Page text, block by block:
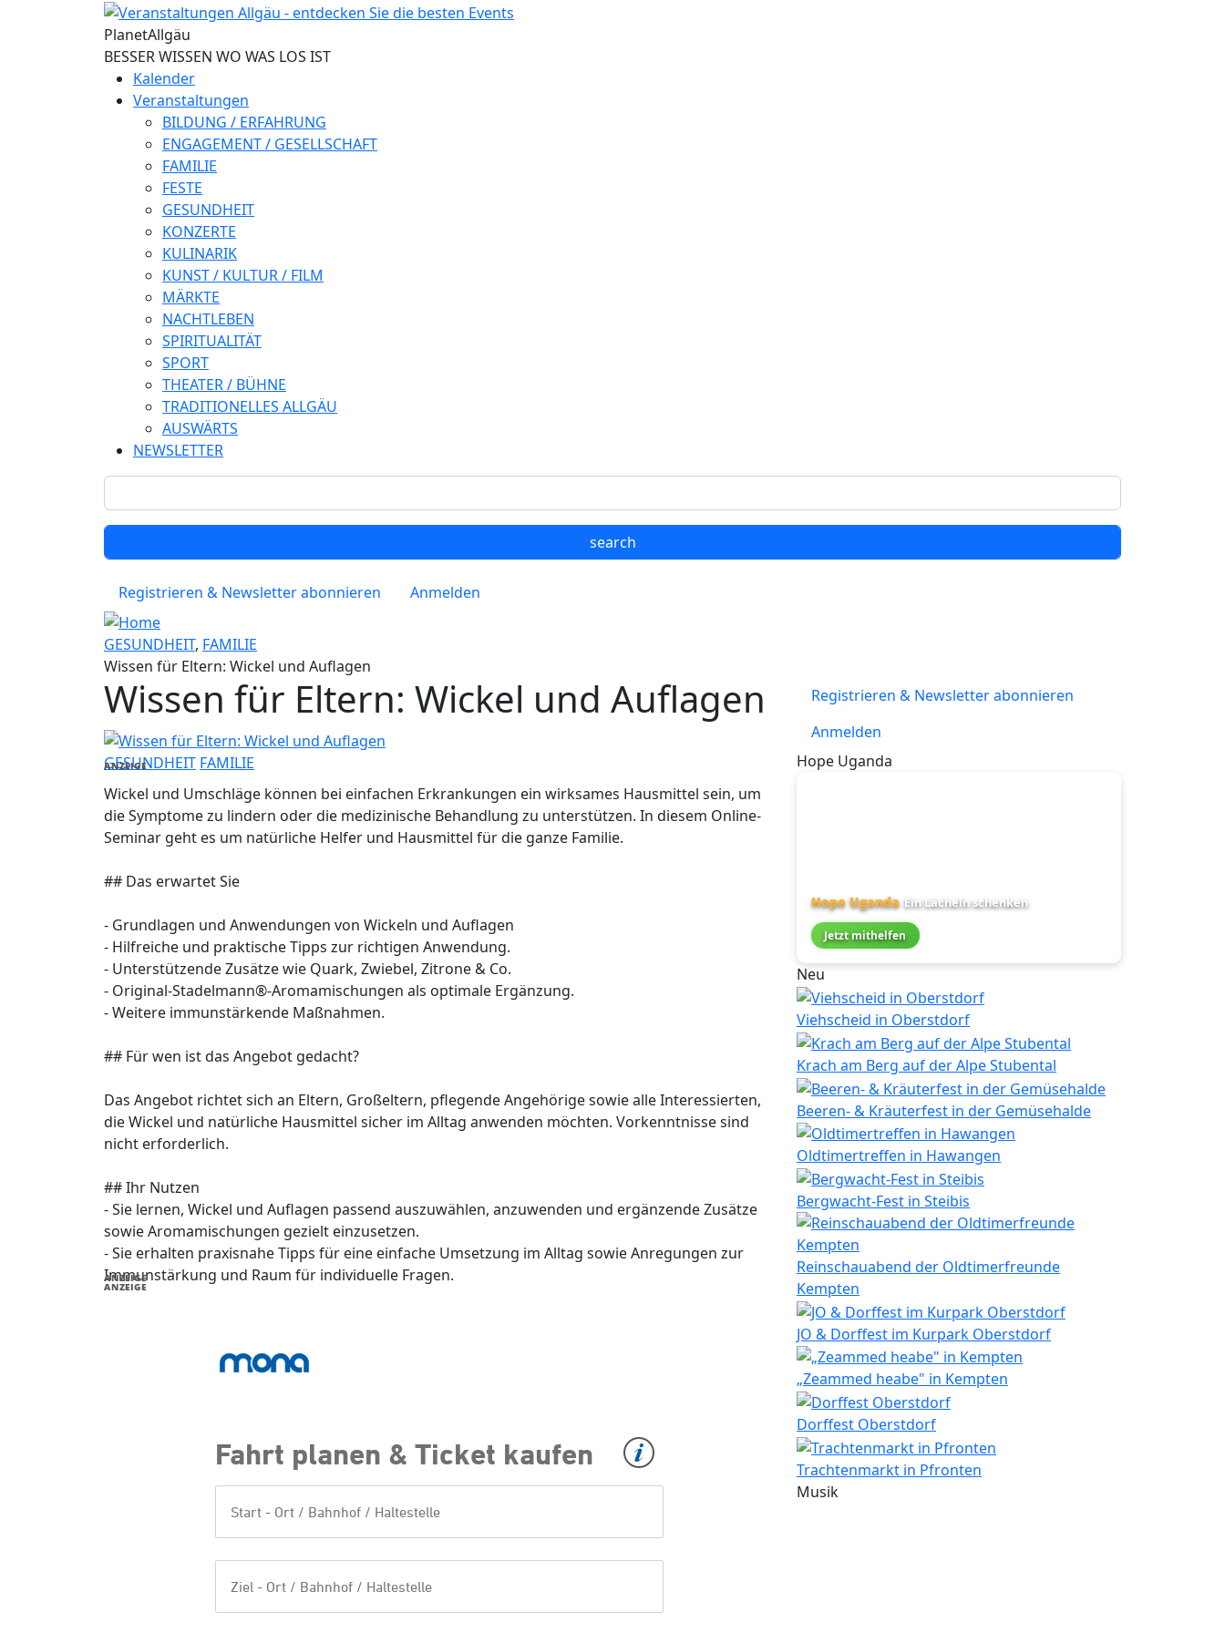
Direkt zum Inhalt
PlanetAllgäu
BESSER WISSEN WO WAS LOS IST
Kalender
Veranstaltungen
BILDUNG / ERFAHRUNG
ENGAGEMENT / GESELLSCHAFT
FAMILIE
FESTE
GESUNDHEIT
KONZERTE
KULINARIK
KUNST / KULTUR / FILM
MÄRKTE
NACHTLEBEN
SPIRITUALITÄT
SPORT
THEATER / BÜHNE
TRADITIONELLES ALLGÄU
AUSWÄRTS
NEWSLETTER
Registrieren & Newsletter abonnieren Anmelden
GESUNDHEIT, FAMILIE
Wissen für Eltern: Wickel und Auflagen
Wissen für Eltern: Wickel und Auflagen
GESUNDHEIT FAMILIE
ANZEIGE
Wickel und Umschläge können bei einfachen Erkrankungen ein wirksames Hausmittel sein, um
die Symptome zu lindern oder die medizinische Behandlung zu unterstützen. In diesem Online-
Seminar geht es um natürliche Helfer und Hausmittel für die ganze Familie.
## Das erwartet Sie
- Grundlagen und Anwendungen von Wickeln und Auflagen
- Hilfreiche und praktische Tipps zur richtigen Anwendung.
- Unterstützende Zusätze wie Quark, Zwiebel, Zitrone & Co.
- Original-Stadelmann®-Aromamischungen als optimale Ergänzung.
- Weitere immunstärkende Maßnahmen.
## Für wen ist das Angebot gedacht?
Das Angebot richtet sich an Eltern, Großeltern, pflegende Angehörige sowie alle Interessierten,
die Wickel und natürliche Hausmittel sicher im Alltag anwenden möchten. Vorkenntnisse sind
nicht erforderlich.
## Ihr Nutzen
- Sie lernen, Wickel und Auflagen passend auszuwählen, anzuwenden und ergänzende Zusätze
sowie Aromamischungen gezielt einzusetzen.
- Sie erhalten praxisnahe Tipps für eine einfache Umsetzung im Alltag sowie Anregungen zur
Immunstärkung und Raum für individuelle Fragen.
ANZEIGE
ANZEIGE
Registrieren & Newsletter abonnieren
Anmelden
Hope Uganda
Hope Uganda Ein Lächeln schenken
Jetzt mithelfen
Neu
Viehscheid in Oberstdorf
Krach am Berg auf der Alpe Stubental
Beeren- & Kräuterfest in der Gemüsehalde
Oldtimertreffen in Hawangen
Bergwacht-Fest in Steibis
Reinschauabend der Oldtimerfreunde
Kempten
JO & Dorffest im Kurpark Oberstdorf
„Zeammed heabe" in Kempten
Dorffest Oberstdorf
Trachtenmarkt in Pfronten
Musik